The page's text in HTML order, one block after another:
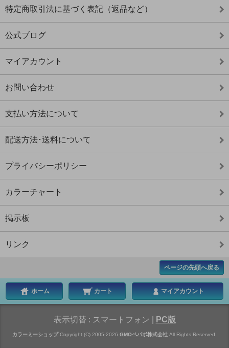
特定商取引法に基づく表記（返品など）
公式ブログ
マイアカウント
お問い合わせ
支払い方法について
配送方法･送料について
プライバシーポリシー
カラーチャート
掲示板
リンク
ページの先頭へ戻る
ホーム カート マイアカウント
表示切替 : スマートフォン PC版
カラーミーショップCopyright (C) 2005-2026 GMOペパボ株式会社 All Rights Reserved.